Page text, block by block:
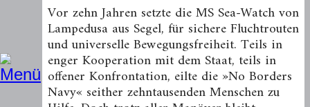
Vor zehn Jahren setzte die MS Sea-Watch von
Lampedusa aus Segel, für sichere Fluchtrouten
und universelle Bewegungsfreiheit. Teils in
enger Kooperation mit dem Staat, teils in
offener Konfrontation, eilte die »No Borders
Navy« seither zehntausenden Menschen zu